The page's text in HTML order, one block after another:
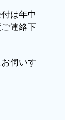
は年中
連絡下
伺いす